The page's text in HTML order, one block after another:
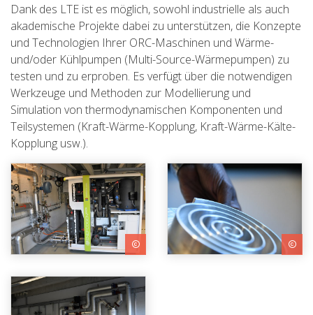
Dank des LTE ist es möglich, sowohl industrielle als auch
akademische Projekte dabei zu unterstützen, die Konzepte
und Technologien Ihrer ORC-Maschinen und Wärme-
und/oder Kühlpumpen (Multi-Source-Wärmepumpen) zu
testen und zu erproben. Es verfügt über die notwendigen
Werkzeuge und Methoden zur Modellierung und
Simulation von thermodynamischen Komponenten und
Teilsystemen (Kraft-Wärme-Kopplung, Kraft-Wärme-Kälte-
Kopplung usw.).